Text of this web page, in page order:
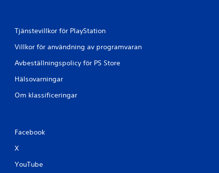
Tjänstevillkor för PlayStation
Villkor för användning av programvaran
Avbeställningspolicy för PS Store
Hälsovarningar
Om klassificeringar
Facebook
X
YouTube